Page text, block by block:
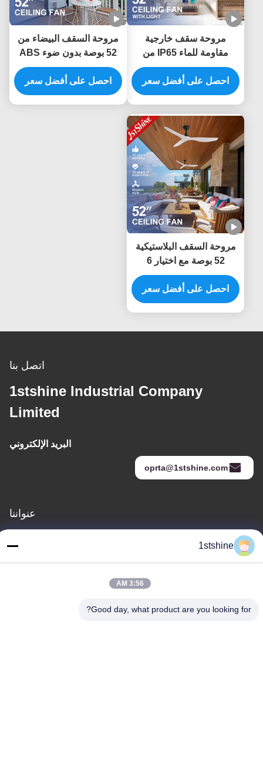
مروحة سقف خارجية
مقاومة للماء IP65 من
البلاستيك ABS مع شفرات
52 بوصة وجهاز تحكم عن
بعد
احصل على أفضل سعر
مروحة السقف البيضاء من
52 بوصة بدون ضوء ABS
Blade Smart APP
Control
احصل على أفضل سعر
مروحة السقف البلاستيكية
52 بوصة مع اختيار 6
سرعات والتحكم عن بعد
الذكي لمصدر الطاقة
المستمرة
احصل على أفضل سعر
اتصل بنا
1stshine Industrial Company
Limited
البريد الإلكتروني
oprta@1stshine.com
عنواننا
العنوان
Zhongshan ، مقاطعة Guangdong ، الصين
1stshine
3:56 AM
Good day, what product are you looking for?